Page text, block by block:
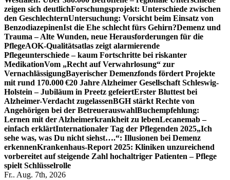
zeigen sich deutlichForschungsprojekt: Unterschiede zwischen
den GeschlechternUntersuchung: Vorsicht beim Einsatz von
BenzodiazepinenIst die Ehe schlecht fürs Gehirn?Demenz und
Trauma – Alte Wunden, neue Herausforderungen für die
PflegeAOK-Qualitätsatlas zeigt alarmierende
Pflegeunterschiede – kaum Fortschritte bei riskanter
MedikationVom „Recht auf Verwahrlosung“ zur
VernachlässigungBayerischer Demenzfonds fördert Projekte
mit rund 170.000 €20 Jahre Alzheimer Gesellschaft Schleswig-
Holstein – Jubiläum in Preetz gefeiertErster Bluttest bei
Alzheimer-Verdacht zugelassenBGH stärkt Rechte von
Angehörigen bei der BetreuerauswahlBuchempfehlung:
Lernen mit der Alzheimerkrankheit zu lebenLecanemab –
einfach erklärtInternationaler Tag der Pflegenden 2025„Ich
sehe was, was Du nicht siehst….“: Illusionen bei Demenz
erkennenKrankenhaus-Report 2025: Kliniken unzureichend
vorbereitet auf steigende Zahl hochaltriger Patienten – Pflege
spielt Schlüsselrolle
Fr.. Aug. 7th, 2026